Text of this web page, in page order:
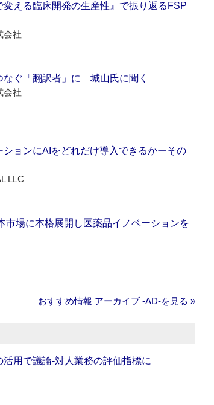
変える臨床開発の生産性』で振り返るFSP
会社
なぐ「翻訳者」に 城山氏に聞く
会社
ョンにAIをどれだけ導入できるかーその
LLC
市場に本格展開し医薬品イノベーションを
おすすめ情報 アーカイブ ‐AD‐を見る »
用で議論‐対人業務の評価指標に